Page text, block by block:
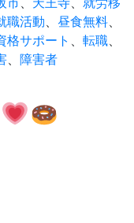
職活動 昼食無料
格サポート 転職
障害者